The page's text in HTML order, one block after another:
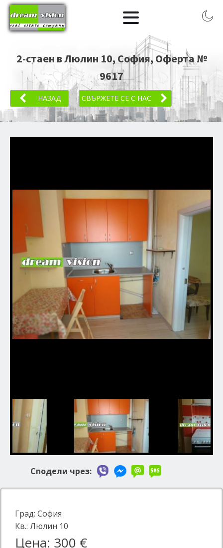
2-стаен в Люлин 10, София, Оферта №
9617
НАЗАД СВЪРЖЕТЕ СЕ С НАС
Сподели чрез:
Град: София
Кв.: Люлин 10
Цена: 300 €